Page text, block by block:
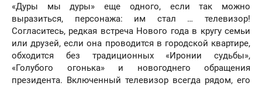
«Дуры мы дуры» еще одного, если так можно
выразиться, персонажа: им стал … телевизор!
Согласитесь, редкая встреча Нового года в кругу семьи
или друзей, если она проводится в городской квартире,
обходится без традиционных «Иронии судьбы»,
«Голубого огонька» и новогоднего обращения
президента. Включенный телевизор всегда рядом, его